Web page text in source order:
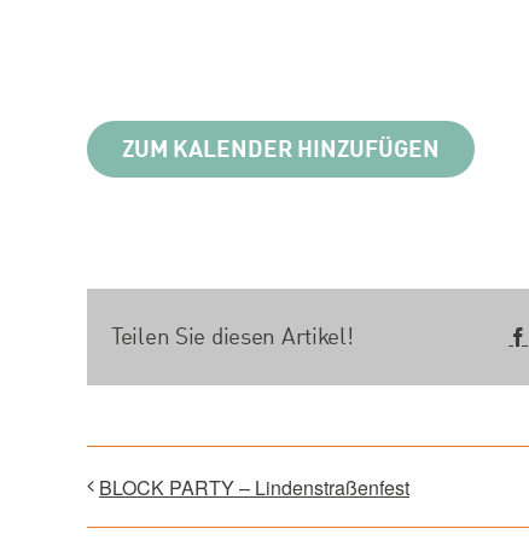
ZUM KALENDER HINZUFÜGEN
Teilen Sie diesen Artikel!
BLOCK PARTY – Lindenstraßenfest